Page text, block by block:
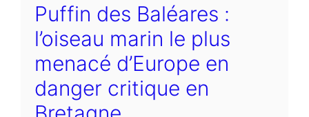
Puffin des Baléares :
l’oiseau marin le plus
menacé d’Europe en
danger critique en